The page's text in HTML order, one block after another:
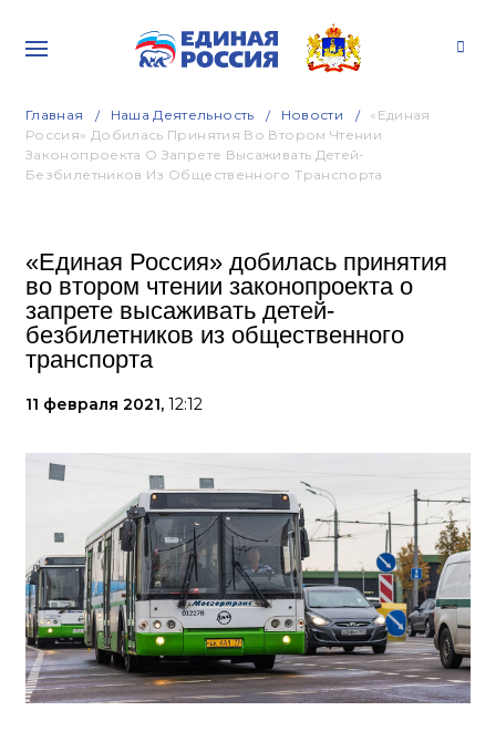
Главная Наша Деятельность Новости
«Единая
Россия» Добилась Принятия Во Втором Чтении
Законопроекта О Запрете Высаживать Детей-
Безбилетников Из Общественного Транспорта
«Единая Россия» добилась принятия
во втором чтении законопроекта о
запрете высаживать детей-
безбилетников из общественного
транспорта
11 февраля 2021, 12:12